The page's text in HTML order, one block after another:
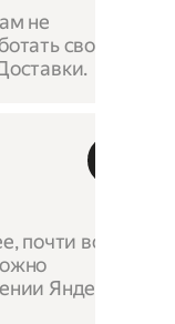
не
своё —
почти все
Яндекс